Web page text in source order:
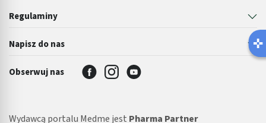
Regulaminy
Napisz do nas
Obserwuj nas
Wydawcą portalu Medme jest Pharma Partner
Latem
Robisz ten